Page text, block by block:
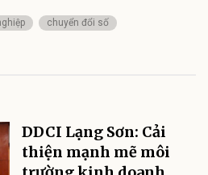
chuyển đổi số
DDCI Lạng Sơn: Cải
thiện mạnh mẽ môi